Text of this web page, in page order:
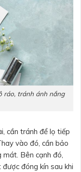
ráo, tránh ánh nắng
cần tránh để lọ tiếp
vào đó, cần bảo
mát. Bên cạnh đó,
đóng kín sau khi